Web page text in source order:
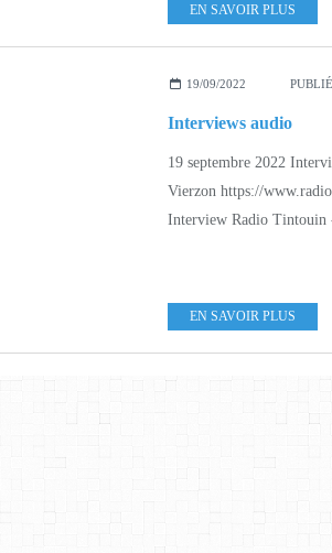
EN SAVOIR PLUS
19/09/2022
Interviews audio
19 septembre 2022
Vierzon https://
Interview Radio Tintouin -
EN SAVOIR PLUS